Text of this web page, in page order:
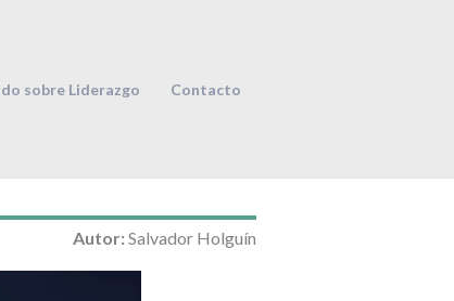
sobre Liderazgo Contacto
Autor: Salvador Holguín